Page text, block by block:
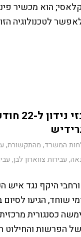
הוא מכשיר
לטכנולוגיה הזו
המשרד, מהתקשורת,
, עבירות צווארון לבן,
היקף נגד איש
שוחד, הגיעו
כסנגורית
הפרשות והחילוט